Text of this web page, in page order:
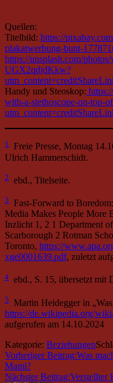
Quellen:
Titelbild: https://
plakatwerbung-bunt-
https://unsplash.com/
UGX2qdjdKkw?
Handy und Steoskop:
with-a-stethoscope-on-top-
1
Freie Presse, Montag
Ulrich Hammerschidt.
2 ebd., Titelseite.
3 Fast-Forward to
Media Makes People More
Inzlicht 1, 2 1 Department
Scarborough 2 Rotman
Toronto, https://
xge0001639.pdf, zuletzt
4 ebd., S. 15, übersetzt mit
5 Martin Heidegger in
https://de.wikipedia.org/
aufgerufen am 14.10.2024
Kategorie: Beziehungen
Vorheriger Beitrag:Was
Mami?
Nächster Beitrag:Verstellter